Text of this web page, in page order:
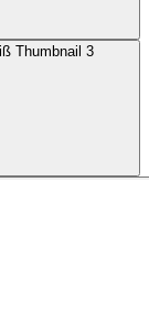
Fidlock Hermetische Medi-Trockentasche weiß Thumbnail 3